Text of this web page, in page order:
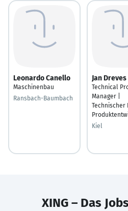
Leonardo Canello
Maschinenbau
Ransbach-Baumbach
Jan Dreves
Technical
Manager |
Technischer
Kiel
XING – Das